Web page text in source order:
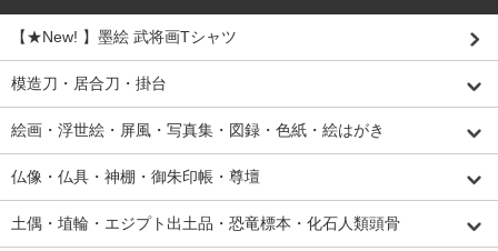
【★New! 】墨絵 武将画Tシャツ
模造刀・居合刀・掛台
絵画・浮世絵・屏風・写真集・図録・色紙・絵はがき
仏像・仏具・神棚・御朱印帳・尊壇
土偶・埴輪・エジプト出土品・恐竜標本・化石人類頭骨